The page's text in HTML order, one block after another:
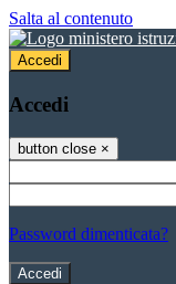
Salta al contenuto
Accedi
Accedi
button close ×
Password dimenticata?